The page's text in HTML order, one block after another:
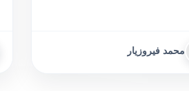
محمد فیروزیار